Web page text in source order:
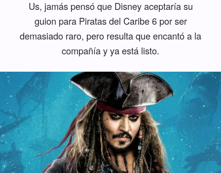
Us, jamás pensó que Disney aceptaría su
guion para Piratas del Caribe 6 por ser
demasiado raro, pero resulta que encantó a la
compañía y ya está listo.